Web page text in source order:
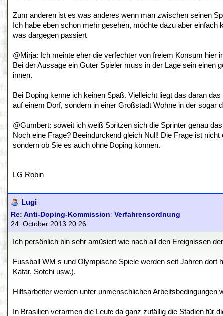
Zum anderen ist es was anderes wenn man zwischen seinen
Ich habe eben schon mehr gesehen, möchte dazu aber
was dargegen passiert
@Mirja: Ich meinte eher die verfechter von freiem Konsum hier
Bei der Aussage ein Guter Spieler muss in der Lage sein einen
innen.
Bei Doping kenne ich keinen Spaß. Vielleicht liegt das daran
auf einem Dorf, sondern in einer Großstadt Wohne in der sogar
@Gumbert: soweit ich weiß Spritzen sich die Sprinter genau
Noch eine Frage? Beeindurckend gleich Null! Die Frage ist
sondern ob Sie es auch ohne Doping können.
LG Robin
Lugi
Re: Anti-Doping-Kommission: Verfahrensordnung
24. October 2013 20:26
Ich persönlich bin sehr amüsiert wie nach all den Ereignissen
Fussball WM s und Olympische Spiele werden seit Jahren dort
Katar, Sotchi usw.).
Hilfsarbeiter werden unter unmenschlichen Arbeitsbedingungen
In Brasilien verarmen die Leute da ganz zufällig die Stadien für